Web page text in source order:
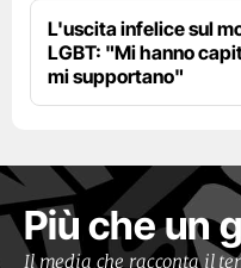
L'uscita infelice sul
LGBT: "Mi hanno
mi supportano"
Più che un
Il media che racconta il